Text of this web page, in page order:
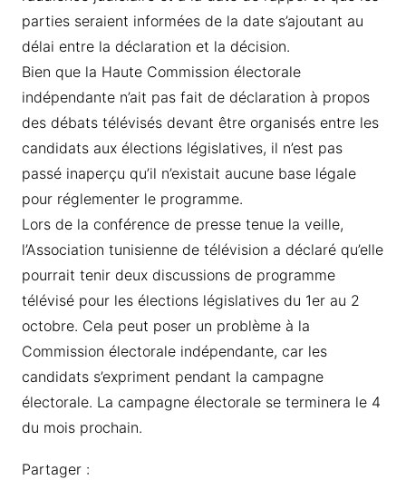
parties seraient informées de la date s’ajoutant au
délai entre la déclaration et la décision.
Bien que la Haute Commission électorale
indépendante n’ait pas fait de déclaration à propos
des débats télévisés devant être organisés entre les
candidats aux élections législatives, il n’est pas
passé inaperçu qu’il n’existait aucune base légale
pour réglementer le programme.
Lors de la conférence de presse tenue la veille,
l’Association tunisienne de télévision a déclaré qu’elle
pourrait tenir deux discussions de programme
télévisé pour les élections législatives du 1er au 2
octobre. Cela peut poser un problème à la
Commission électorale indépendante, car les
candidats s’expriment pendant la campagne
électorale. La campagne électorale se terminera le 4
du mois prochain.
Partager :